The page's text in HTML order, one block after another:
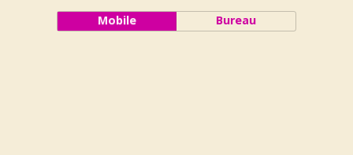
Mobile Bureau